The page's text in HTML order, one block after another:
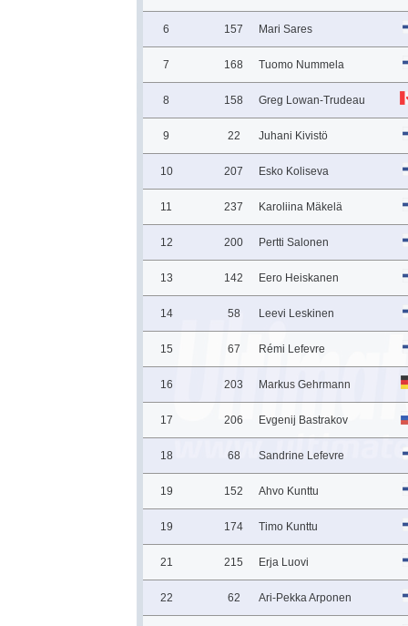
6 157 Mari Sares
7 168 Tuomo Nummela
8 158 Greg Lowan-Trudeau
9 22 Juhani Kivistö
10 207 Esko Koliseva
11 237 Karoliina Mäkelä
12 200 Pertti Salonen
13 142 Eero Heiskanen
14 58 Leevi Leskinen
15 67 Rémi Lefevre
16 203 Markus Gehrmann
17 206 Evgenij Bastrakov
18 68 Sandrine Lefevre
19 152 Ahvo Kunttu
19 174 Timo Kunttu
21 215 Erja Luovi
22 62 Ari-Pekka Arponen